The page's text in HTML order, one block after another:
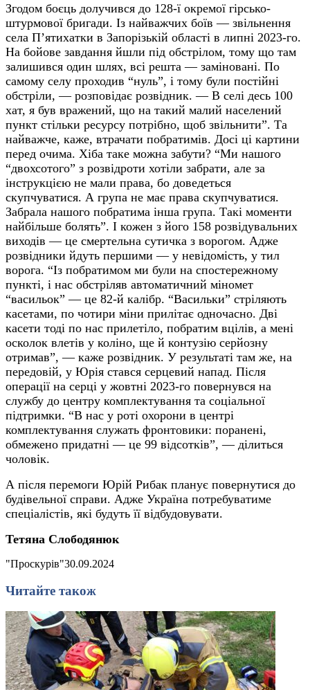
Згодом боєць долучився до 128-ї окремої гірсько-
штурмової бригади. Із найважчих боїв — звільнення
села П’ятихатки в Запорізькій області в липні 2023-го.
На бойове завдання йшли під обстрілом, тому що там
залишився один шлях, всі решта—заміновані. По
самому селу проходив “нуль”, і тому були постійні
обстріли, — розповідає розвідник. — В селі десь 100
хат, я був вражений, що на такий малий населений
пункт стільки ресурсу потрібно, щоб звільнити”. Та
найважче, каже, втрачати побратимів. Досі ці картини
перед очима. Хіба таке можна забути? “Ми нашого
“двохсотого” з розвідроти хотіли забрати, але за
інструкцією не мали права, бо доведеться
скупчуватися. А група не має права скупчуватися.
Забрала нашого побратима інша група. Такі моменти
найбільше болять”. І кожен з його 158 розвідувальних
виходів — це смертельна сутичка з ворогом. Адже
розвідники йдуть першими — у невідомість, у тил
ворога. “Із побратимом ми були на спостережному
пункті, і нас обстріляв автоматичний міномет
“васильок” — це 82-й калібр. “Васильки” стріляють
касетами, по чотири міни прилітає одночасно. Дві
касети тоді по нас прилетіло, побратим вцілів, а мені
осколок влетів у коліно, ще й контузію серйозну
отримав”, — каже розвідник. У результаті там же, на
передовій, у Юрія стався серцевий напад. Після
операції на серці у жовтні 2023-го повернувся на
службу до центру комплектування та соціальної
підтримки. “В нас у роті охорони в центрі
комплектування служать фронтовики: поранені,
обмежено придатні — це 99 відсотків”, — ділиться
чоловік.
А після перемоги Юрій Рибак планує повернутися до
будівельної справи. Адже Україна потребуватиме
спеціалістів, які будуть її відбудовувати.
Тетяна Слободянюк
"Проскурів"30.09.2024
Читайте також